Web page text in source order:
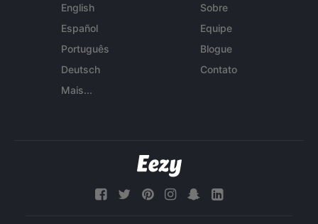
English
Español
Português
Deutsch
Mais...
Sobre
Equipe
Blogue
Contato